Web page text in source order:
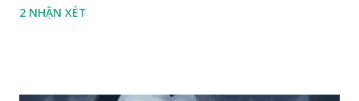
2 NHẬN XÉT